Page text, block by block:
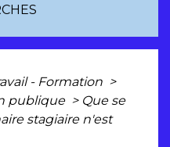
- Formation >
publique > Que se
stagiaire n'est